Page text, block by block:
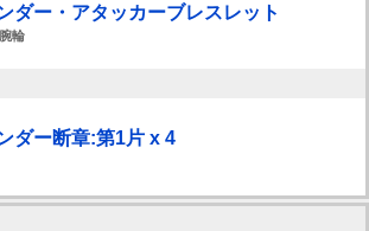
ダー・アタッカーブレスレット
輪
ダー断章:第1片 x 4